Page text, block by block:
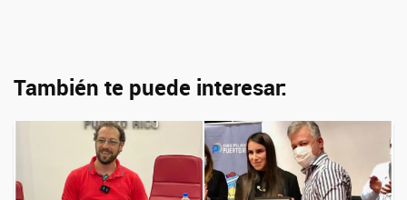
También te puede interesar: